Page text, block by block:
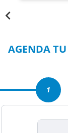
AGENDA
1